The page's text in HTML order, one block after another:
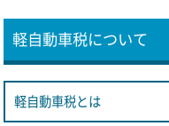
軽自動車税について
軽自動車税とは